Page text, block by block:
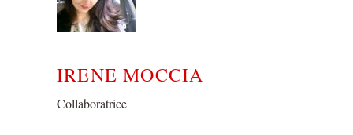
IRENE MOCCIA
Collaboratrice